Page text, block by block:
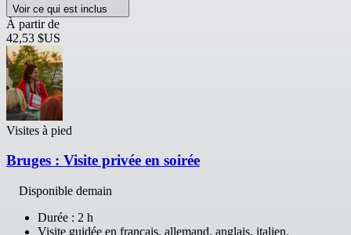
Voir ce qui est inclus
À partir de
42,53 $US
Visites à pied
Bruges : Visite privée en soirée
Disponible demain
Durée : 2 h
Visite guidée en français, allemand, anglais, italien,